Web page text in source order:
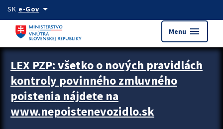
Preskocit na hlavný obsah
SK e-Govarrow_drop_down
Menu menu
Zastavit automatický posun upútavok
LEX PZP: všetko o nových pravidlách
kontroly povinného zmluvného
poistenia nájdete na
www.nepoistenevozidlo.sk